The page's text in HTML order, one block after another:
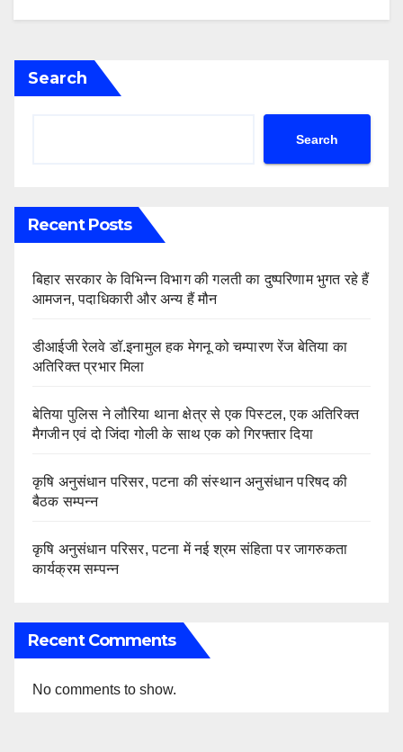
Search
Search
Recent Posts
बिहार सरकार के विभिन्न विभाग की गलती का दुष्परिणाम भुगत रहे हैं
आमजन, पदाधिकारी और अन्य हैं मौन
डीआईजी रेलवे डॉ.इनामुल हक मेगनू को चम्पारण रेंज बेतिया का
अतिरिक्त प्रभार मिला
बेतिया पुलिस ने लौरिया थाना क्षेत्र से एक पिस्टल, एक अतिरिक्त
मैगजीन एवं दो जिंदा गोली के साथ एक को गिरफ्तार दिया
कृषि अनुसंधान परिसर, पटना की संस्थान अनुसंधान परिषद की
बैठक सम्पन्न
कृषि अनुसंधान परिसर, पटना में नई श्रम संहिता पर जागरुकता
कार्यक्रम सम्पन्न
Recent Comments
No comments to show.